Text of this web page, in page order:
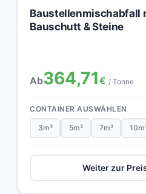
Baustellenmischabfall
Bauschutt & Steine
Ab364,71€ / Tonne
CONTAINER AUSWÄHLEN
3m³ 5m³ 7m³
Weiter zur